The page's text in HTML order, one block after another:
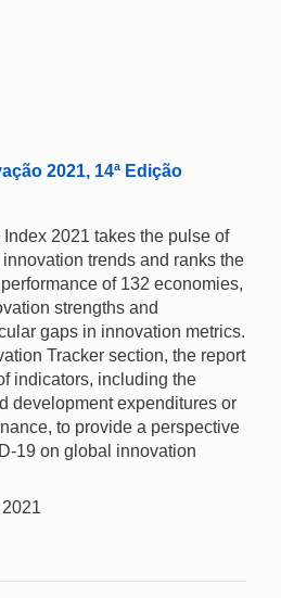
2021, 14ª Edição
2021 takes the pulse of
trends and ranks the
of 132 economies,
strengths and
gaps in innovation metrics.
Tracker section, the report
indicators, including the
development expenditures or
to provide a perspective
19 on global innovation